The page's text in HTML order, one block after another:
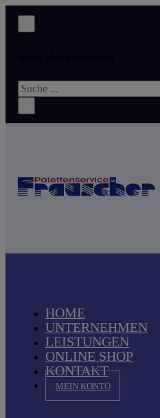
Suchen
HOME
UNTERNEHMEN
LEISTUNGEN
ONLINE SHOP
KONTAKT
MEIN KONTO